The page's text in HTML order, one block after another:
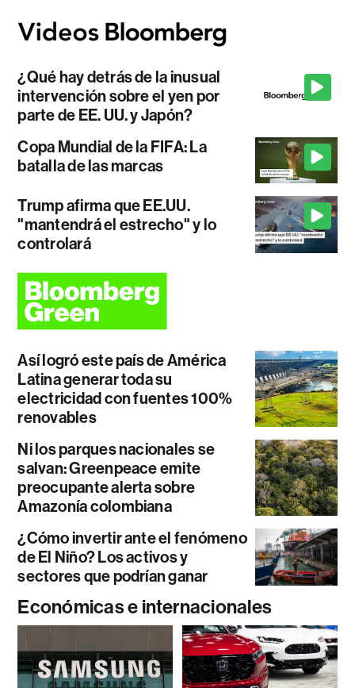
¿Qué hay detrás de la inusual
intervención sobre el yen por
parte de EE. UU. y Japón?
Copa Mundial de la FIFA: La
batalla de las marcas
Trump afirma que EE.UU.
"mantendrá el estrecho" y lo
controlará
Así logró este país de América
Latina generar toda su
electricidad con fuentes 100%
renovables
Ni los parques nacionales se
salvan: Greenpeace emite
preocupante alerta sobre
Amazonía colombiana
¿Cómo invertir ante el fenómeno
de El Niño? Los activos y
sectores que podrían ganar
Económicas e internacionales